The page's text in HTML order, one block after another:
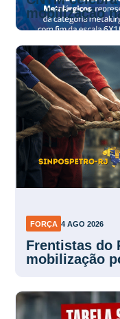
mobilização
FORÇA 4 AGO 2026
Frentistas do
mobilização